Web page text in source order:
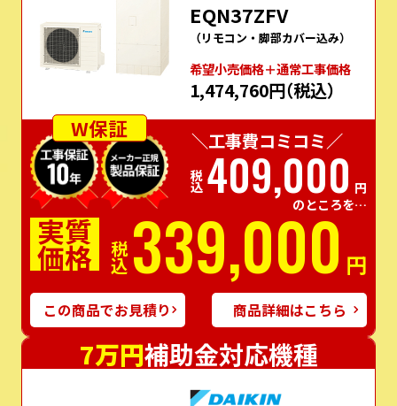
EQN37ZFV
（リモコン・脚部カバー込み）
希望⼩売価格＋通常⼯事価格
1,474,760円（税込）
W保証
＼工事費コミコミ／
税込409,000 円
のところを…
実質
価格 税込339,000 円
この商品でお見積り 商品詳細はこちら
7万円補助金対応機種